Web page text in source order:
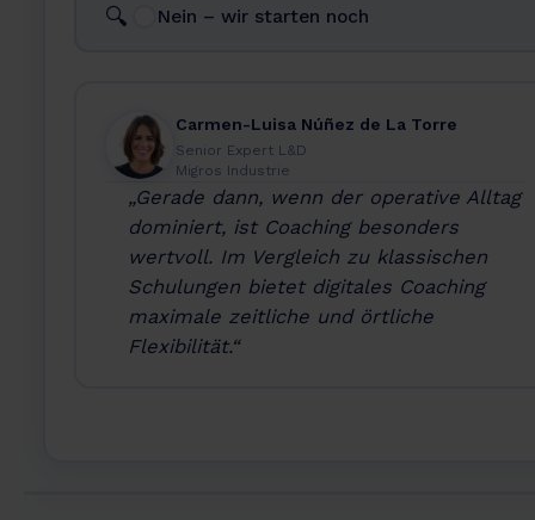
🔍 Nein – wir starten noch
Carmen-Luisa Núñez de La Torre
Senior Expert L&D
Migros Industrie
„Gerade dann, wenn der operative Alltag
dominiert, ist Coaching besonders
wertvoll. Im Vergleich zu klassischen
Schulungen bietet digitales Coaching
maximale zeitliche und örtliche
Flexibilität.“